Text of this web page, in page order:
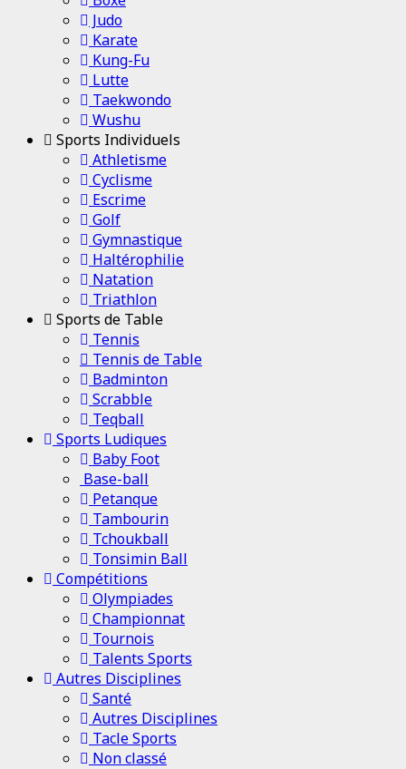
Judo
Karate
Kung-Fu
Lutte
Taekwondo
Wushu
Sports Individuels
Athletisme
Cyclisme
Escrime
Golf
Gymnastique
Haltérophilie
Natation
Triathlon
Sports de Table
Tennis
Tennis de Table
Badminton
Scrabble
Teqball
Sports Ludiques
Baby Foot
Base-ball
Petanque
Tambourin
Tchoukball
Tonsimin Ball
Compétitions
Olympiades
Championnat
Tournois
Talents Sports
Autres Disciplines
Santé
Autres Disciplines
Tacle Sports
Non classé